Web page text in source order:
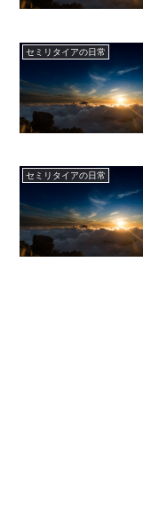
セミリタイアの日常
セミリタイアの日常